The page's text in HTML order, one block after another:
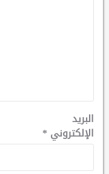
البريد
الإلكتروني *